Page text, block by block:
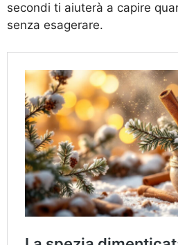
secondi ti aiuterà a capire
senza esagerare.